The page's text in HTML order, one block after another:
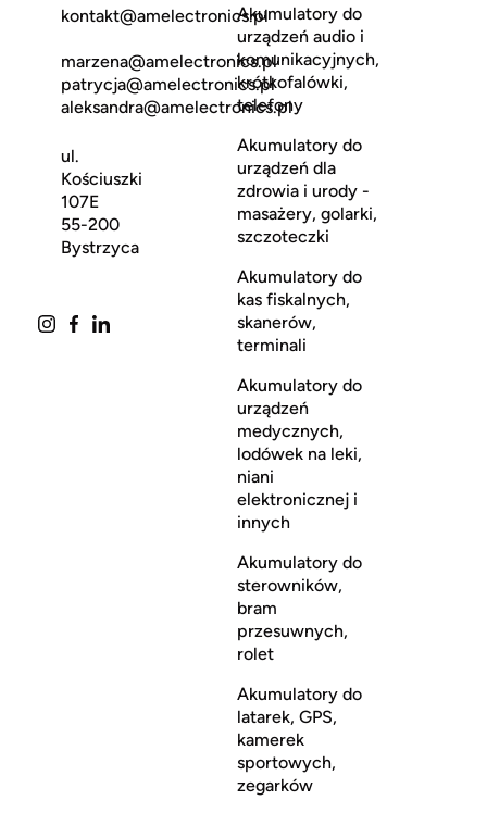
kontakt@amelectronics.pl
marzena@amelectronics.pl
patrycja@amelectronics.pl
aleksandra@amelectronics.pl
ul.
Kościuszki
107E
55-200
Bystrzyca
Akumulatory do
urządzeń audio i
komunikacyjnych,
krótkofalówki,
telefony
Akumulatory do
urządzeń dla
zdrowia i urody -
masażery, golarki,
szczoteczki
Akumulatory do
kas fiskalnych,
skanerów,
terminali
Akumulatory do
urządzeń
medycznych,
lodówek na leki,
niani
elektronicznej i
innych
Akumulatory do
sterowników,
bram
przesuwnych,
rolet
Akumulatory do
latarek, GPS,
kamerek
sportowych,
zegarków